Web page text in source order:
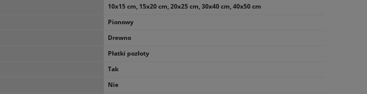
10x15 cm, 15x20 cm, 20x25 cm, 30x40 cm, 40x50 cm
Pionowy
Drewno
Płatki pozłoty
Tak
Nie